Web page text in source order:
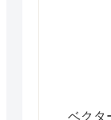
ベクタ